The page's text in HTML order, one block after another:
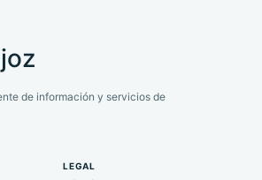
de información y servicios de
LEGAL